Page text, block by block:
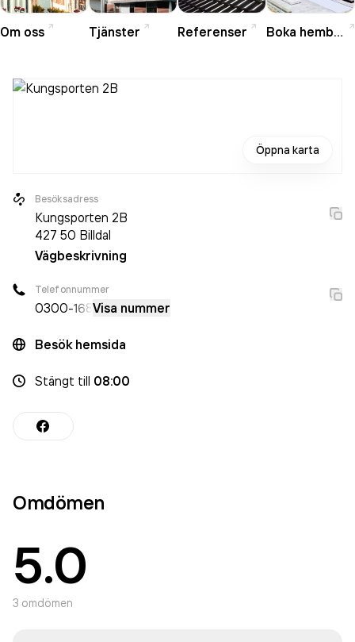
Om oss Tjänster Referenser Boka hembesök
Öppna karta
Besöksadress
Kungsporten 2B
427 50 Billdal
Vägbeskrivning
Telefonnummer
0300-168Visa nummer
Besök hemsida
Stängt till 08:00
Omdömen
5.0
3 omdömen